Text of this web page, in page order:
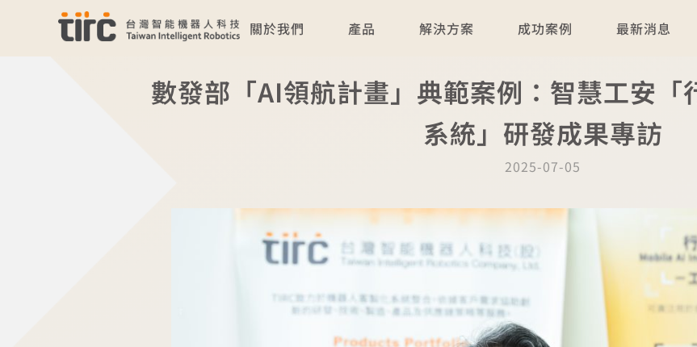
關於我們 產品 解決方案 成功案例 最新消息
數發部「AI領航計畫」典範案例：智慧工安「
系統」研發成果專訪
2025-07-05